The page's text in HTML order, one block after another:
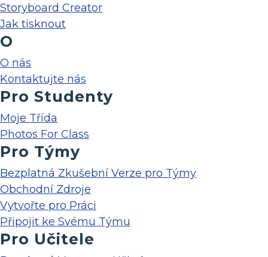
Storyboard Creator
Jak tisknout
O
O nás
Kontaktujte nás
Pro Studenty
Moje Třída
Photos For Class
Pro Týmy
Bezplatná Zkušební Verze pro Týmy
Obchodní Zdroje
Vytvořte pro Práci
Připojit ke Svému Týmu
Pro Učitele